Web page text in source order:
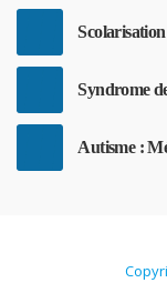
Scolarisation
Syndrome
Autisme :